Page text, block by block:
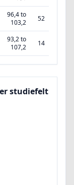
96,4 to
103,2
52
93,2 to
107,2
14
studiefelt